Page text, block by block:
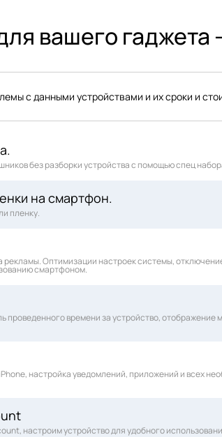
вашего гаджета
с данными устройствами и их сроки и
без разборки устройства с помощью спец
на смартфон.
пленку.
рекламы. Оптимизации настроек системы,
смартфоном.
проведенного времени за устройство,
настройка уведомлений, приложений и всех
настроим устройство для удобного